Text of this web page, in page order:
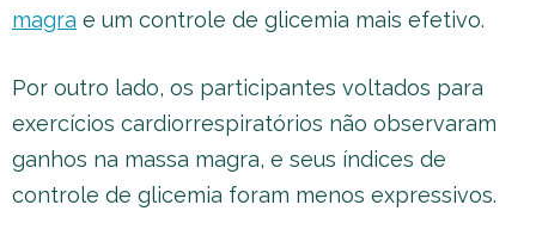
magra e um controle de glicemia mais efetivo.
Por outro lado, os participantes voltados para
exercícios cardiorrespiratórios não observaram
ganhos na massa magra, e seus índices de
controle de glicemia foram menos expressivos.